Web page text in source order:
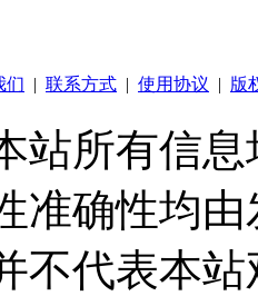
们 | 联系方式 | 使用协议 | 版
站所有信
准确性均
不代表本站